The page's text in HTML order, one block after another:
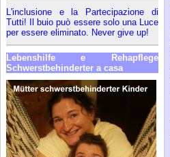
L'inclusione e la Partecipazione di
Tutti! Il buio può essere solo una Luce
per essere eliminato. Never give up!
Lebenshilfe e Rehapflege
Schwerstbehinderter a casa